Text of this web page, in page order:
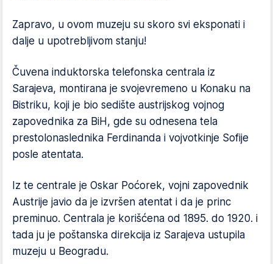
Zapravo, u ovom muzeju su skoro svi eksponati i
dalje u upotrebljivom stanju!
Čuvena induktorska telefonska centrala iz
Sarajeva, montirana je svojevremeno u Konaku na
Bistriku, koji je bio sedište austrijskog vojnog
zapovednika za BiH, gde su odnesena tela
prestolonaslednika Ferdinanda i vojvotkinje Sofije
posle atentata.
Iz te centrale je Oskar Poćorek, vojni zapovednik
Austrije javio da je izvršen atentat i da je princ
preminuo. Centrala je korišćena od 1895. do 1920. i
tada ju je poštanska direkcija iz Sarajeva ustupila
muzeju u Beogradu.